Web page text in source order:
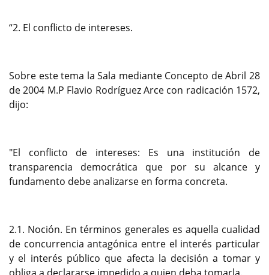
“2. El conflicto de intereses.
Sobre este tema la Sala mediante Concepto de Abril 28
de 2004 M.P Flavio Rodríguez Arce con radicación 1572,
dijo:
"El conflicto de intereses: Es una institución de
transparencia democrática que por su alcance y
fundamento debe analizarse en forma concreta.
2.1. Noción. En términos generales es aquella cualidad
de concurrencia antagónica entre el interés particular
y el interés público que afecta la decisión a tomar y